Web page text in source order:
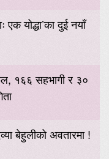
एक योद्धा’का दुई नयाँ
१६६ सहभागी र ३०
बेहुलीको अवतारमा !